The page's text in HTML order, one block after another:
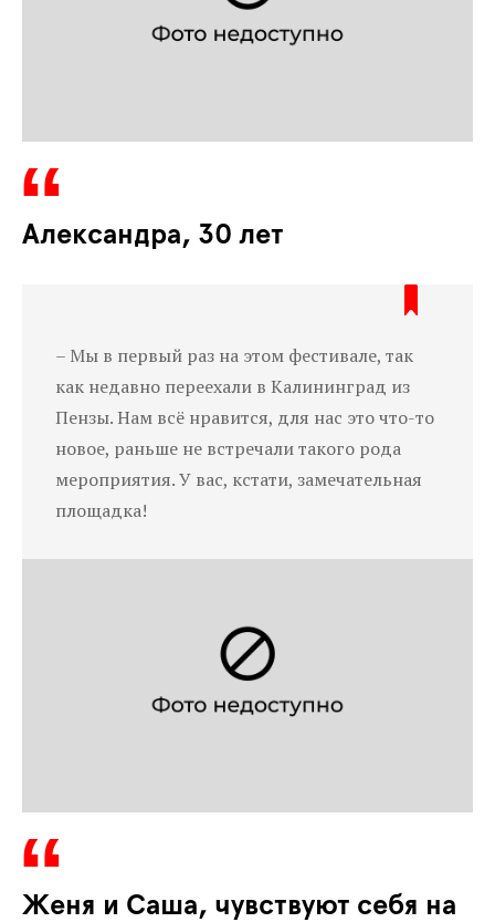
Александра, 30 лет
– Мы в первый раз на этом фестивале, так
как недавно переехали в Калининград из
Пензы. Нам всё нравится, для нас это что-то
новое, раньше не встречали такого рода
мероприятия. У вас, кстати, замечательная
площадка!
Женя и Саша, чувствуют себя на